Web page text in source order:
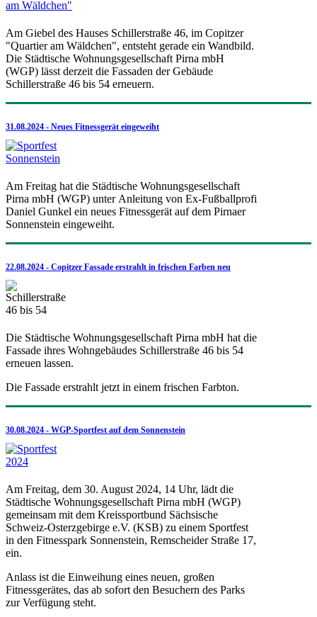
Am Giebel des Hauses Schillerstraße 46, im Copitzer
"Quartier am Wäldchen", entsteht gerade ein Wandbild.
Die Städtische Wohnungsgesellschaft Pirna mbH
(WGP) lässt derzeit die Fassaden der Gebäude
Schillerstraße 46 bis 54 erneuern.
31.08.2024 - Neues Fitnessgerät eingeweiht
Am Freitag hat die Städtische Wohnungsgesellschaft
Pirna mbH (WGP) unter Anleitung von Ex-Fußballprofi
Daniel Gunkel ein neues Fitnessgerät auf dem Pirnaer
Sonnenstein eingeweiht.
22.08.2024 - Copitzer Fassade erstrahlt in frischen Farben neu
Die Städtische Wohnungsgesellschaft Pirna mbH hat die
Fassade ihres Wohngebäudes Schillerstraße 46 bis 54
erneuen lassen.
Die Fassade erstrahlt jetzt in einem frischen Farbton.
30.08.2024 - WGP-Sportfest auf dem Sonnenstein
Am Freitag, dem 30. August 2024, 14 Uhr, lädt die
Städtische Wohnungsgesellschaft Pirna mbH (WGP)
gemeinsam mit dem Kreissportbund Sächsische
Schweiz-Osterzgebirge e.V. (KSB) zu einem Sportfest
in den Fitnesspark Sonnenstein, Remscheider Straße 17,
ein.
Anlass ist die Einweihung eines neuen, großen
Fitnessgerätes, das ab sofort den Besuchern des Parks
zur Verfügung steht.